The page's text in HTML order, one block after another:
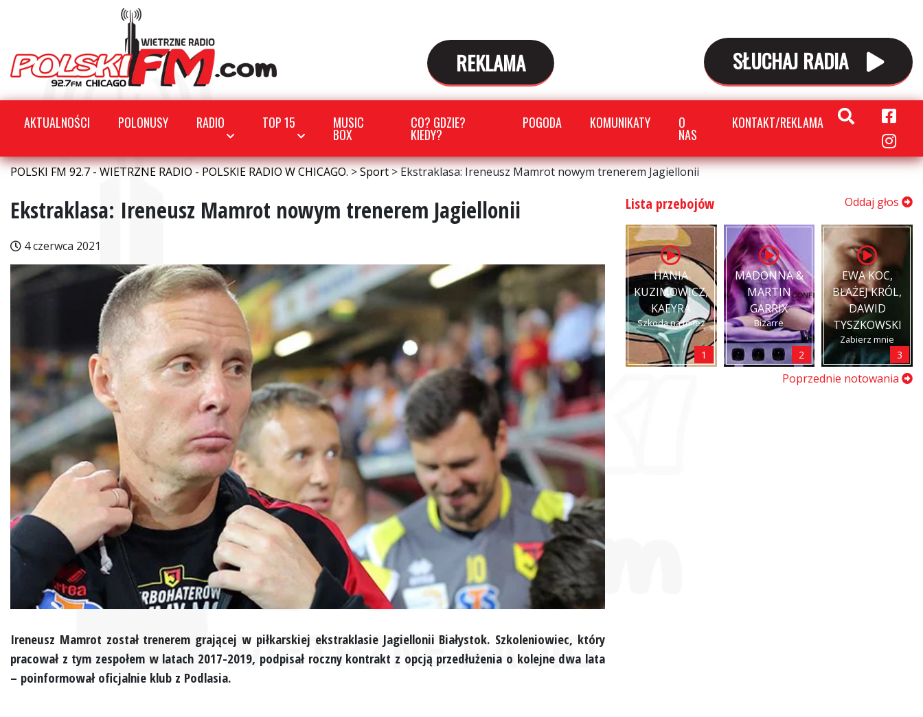
REKLAMA SŁUCHAJ RADIA
AKTUALNOŚCI POLONUSY RADIO TOP 15 MUSIC
BOX
CO? GDZIE?
KIEDY?
POGODA KOMUNIKATY O
NAS
KONTAKT/REKLAMA
POLSKI FM 92.7 - WIETRZNE RADIO - POLSKIE RADIO W CHICAGO.>Sport>Ekstraklasa: Ireneusz Mamrot nowym trenerem Jagiellonii
Ekstraklasa: Ireneusz Mamrot nowym trenerem Jagiellonii
4 czerwca 2021
Ireneusz Mamrot został trenerem grającej w piłkarskiej ekstraklasie Jagiellonii Białystok. Szkoleniowiec, który
pracował z tym zespołem w latach 2017-2019, podpisał roczny kontrakt z opcją przedłużenia o kolejne dwa lata
– poinformował oficjalnie klub z Podlasia.
Lista przebojów Oddaj głos
HANIA
KUZIMOWICZ,
KAEYRA
Szkoda na to łez
1
MADONNA &
MARTIN
GARRIX
Bizarre
2
EWA KOC,
BŁAŻEJ KRÓL,
DAWID
TYSZKOWSKI
Zabierz mnie
3
Poprzednie notowania